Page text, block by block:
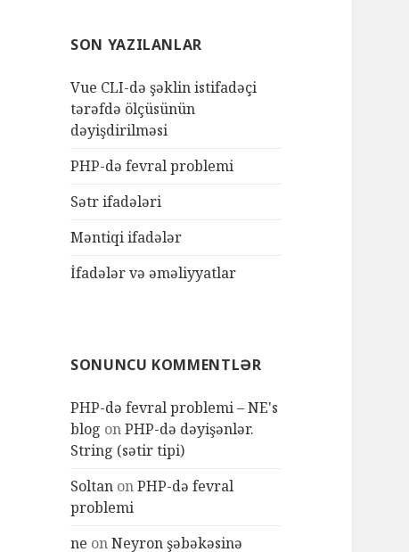
SON YAZILANLAR
Vue CLI-də şəklin istifadəçi
tərəfdə ölçüsünün
dəyişdirilməsi
PHP-də fevral problemi
Sətr ifadələri
Məntiqi ifadələr
İfadələr və əməliyyatlar
SONUNCU KOMMENTLƏR
PHP-də fevral problemi – NE's
blog onPHP-də dəyişənlər.
String (sətir tipi)
Soltan onPHP-də fevral
problemi
ne onNeyron şəbəkəsinə